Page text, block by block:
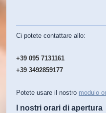
Ci potete contattare allo:
+39 095 7131161
+39 3492859177
Potete usare il nostro modulo
I nostri orari di apertura